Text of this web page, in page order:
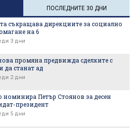
ПОСЛЕДНИТЕ 30 ДНИ
съкращава дирекциите за социално
на 6
3 дни
промяна предвижда сделките с
да станат ад
2 дни
номинира Петър Стоянов за десен
президент
5 дни